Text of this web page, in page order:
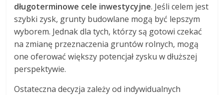
długoterminowe cele inwestycyjne. Jeśli celem jest
szybki zysk, grunty budowlane mogą być lepszym
wyborem. Jednak dla tych, którzy są gotowi czekać
na zmianę przeznaczenia gruntów rolnych, mogą
one oferować większy potencjał zysku w dłuższej
perspektywie.
Ostateczna decyzja zależy od indywidualnych